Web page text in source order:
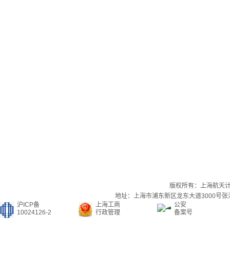
版权所有：上海航天
地址：上海市浦东新区龙东大道3000号
沪ICP备
10024126-2
上海工商
行政管理
公安
备案号